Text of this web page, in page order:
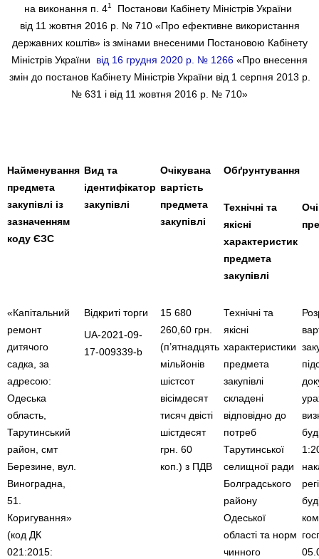
на виконання п. 41
Постанови Кабінету Міністрів України
від 11 жовтня 2016 р. № 710 «Про ефективне використання
державних коштів» із змінами внесеними Постановою Кабінету
Міністрів України від 16 грудня 2020 р. № 1266 «Про внесення
змін до постанов Кабінету Міністрів України від 1 серпня 2013 р.
№ 631 і від 11 жовтня 2016 р. № 710»
Найменування
предмета
закупівлі із
зазначенням
коду ЄЗС
Вид та
ідентифікатор
закупівлі
Очікувана
вартість
предмета
закупівлі
Обґрунтування
Технічні та
якісні
характеристик
предмета
закупівлі
«Капітальний
ремонт
дитячого
садка, за
адресою:
Одеська
область,
Тарутинський
район, смт
Березине, вул.
Виноградна,
51.
Коригування»
(код ДК
021:2015:
Відкриті торги
UA-2021-09-
17-009339-b
15 680
260,60 грн.
(п’ятнадцять
мільйонів
шістсот
вісімдесят
тисяч двісті
шістдесят
грн. 60
коп.) з ПДВ
Технічні та
якісні
характеристики
предмета
закупівлі
складені
відповідно до
потреб
Тарутинської
селищної ради
Болградського
району
Одеської
області та норм
чинного